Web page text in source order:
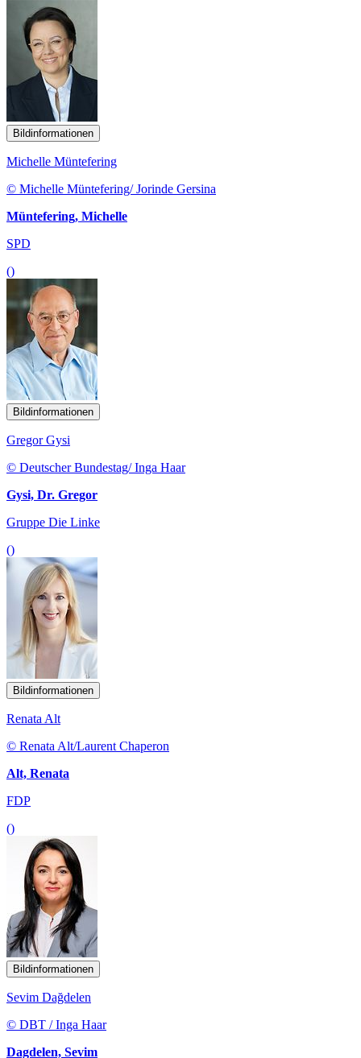
Bildinformationen
Michelle Müntefering
© Michelle Müntefering/ Jorinde Gersina
Müntefering, Michelle
SPD
()
Bildinformationen
Gregor Gysi
© Deutscher Bundestag/ Inga Haar
Gysi, Dr. Gregor
Gruppe Die Linke
()
Bildinformationen
Renata Alt
© Renata Alt/Laurent Chaperon
Alt, Renata
FDP
()
Bildinformationen
Sevim Dağdelen
© DBT / Inga Haar
Dagdelen, Sevim